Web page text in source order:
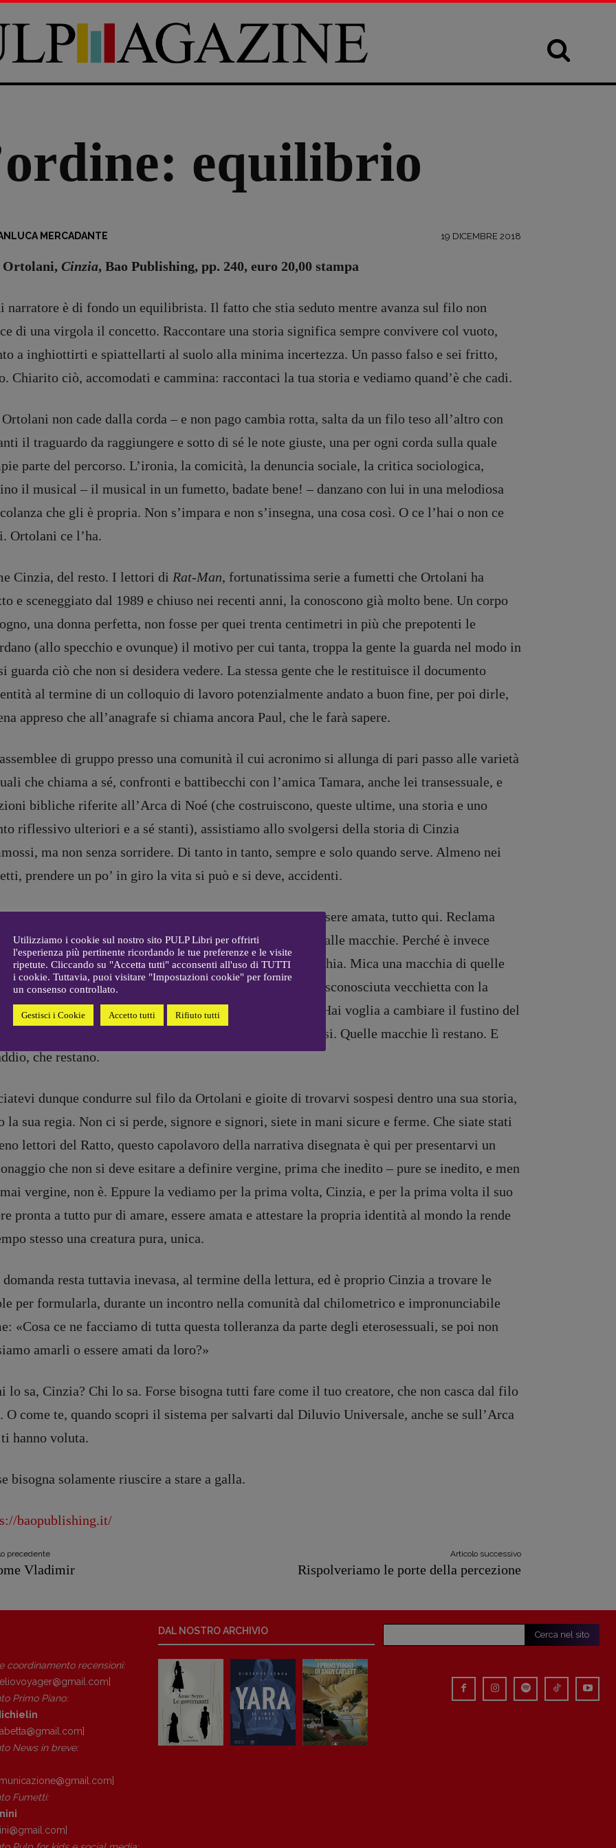
40
2022
DIRETTRICE RESPONSABILE
REDAZIONE
Walter Catalano,Giuseppe
Roberto Derobertis,Elio
Grasso,Fabio Malagnini,
Michielin, Nicole Spallina,
Roberto Sturm,Tania Tonin
recensioni:
Elio Grasso
[eliovoyager@gmail.com]
Coordinamento Primo Piano
[michielin.elisabetta@gmail.com]
[anna.dare.comunicazione@gmail.
Coordinamento Fumetti:
[fabio.malagnini@gmail.com]
Coordinamento Pulp for kids e
Valentina Marcoli
[valentina.marcoli@gmail.com]
ARCHIVIO E AUTORI
equilibrio
MERCADANTE 19 DICEMBRE 2018
Ortolani, Cinzia, Bao Publishing, pp. 240, euro 20,00 stampa
narratore è di fondo un equilibrista. Il fatto che stia seduto mentre avanza sul filo non
di una virgola il concetto. Raccontare una storia significa sempre convivere col vuoto,
a inghiottirti e spiattellarti al suolo alla minima incertezza. Un passo falso e sei fritto,
Chiarito ciò, accomodati e cammina: raccontaci la tua storia e vediamo quand’è che cadi.
non cade dalla corda – e non pago cambia rotta, salta da un filo teso all’altro con
il traguardo da raggiungere e sotto di sé le note giuste, una per ogni corda sulla quale
parte del percorso. L’ironia, la comicità, la denuncia sociale, la critica sociologica,
il musical – il musical in un fumetto, badate bene! – danzano con lui in una melodiosa
che gli è propria. Non s’impara e non s’insegna, una cosa così. O ce l’hai o non ce
Ortolani ce l’ha.
Cinzia, del resto. I lettori di Rat-Man, fortunatissima serie a fumetti che Ortolani ha
e sceneggiato dal 1989 e chiuso nei recenti anni, la conoscono già molto bene. Un corpo
una donna perfetta, non fosse per quei trenta centimetri in più che prepotenti le
(allo specchio e ovunque) il motivo per cui tanta, troppa la gente la guarda nel modo in
guarda ciò che non si desidera vedere. La stessa gente che le restituisce il documento
al termine di un colloquio di lavoro potenzialmente andato a buon fine, per poi dirle,
appreso che all’anagrafe si chiama ancora Paul, che le farà sapere.
di gruppo presso una comunità il cui acronimo si allunga di pari passo alle varietà
che chiama a sé, confronti e battibecchi con l’amica Tamara, anche lei transessuale, e
bibliche riferite all’Arca di Noé (che costruiscono, queste ultime, una storia e uno
riflessivo ulteriori e a sé stanti), assistiamo allo svolgersi della storia di Cinzia
ma non senza sorridere. Di tanto in tanto, sempre e solo quando serve. Almeno nei
prendere un po’ in giro la vita si può e si deve, accidenti.
poi, dalla vita, Cinzia cosa chiede, di grazia? Amare ed essere amata, tutto qui. Reclama
della più antica e viscerale legge umana estesa alle macchie. Perché è invece
che Cinzia ammette spesso di sentirsi essere: una macchia. Mica una macchia di quelle
giammai, quelle vanno via, ricorda lei stessa a una sconosciuta vecchietta con la
parlotta per strada. Una macchia della società, si sente. Hai voglia a cambiare il fustino del
di fiducia con due fustini di un detersivo qualsiasi. Quelle macchie lì restano. E
che restano.
dunque condurre sul filo da Ortolani e gioite di trovarvi sospesi dentro una sua storia,
la sua regia. Non ci si perde, signore e signori, siete in mani sicure e ferme. Che siate stati
lettori del Ratto, questo capolavoro della narrativa disegnata è qui per presentarvi un
che non si deve esitare a definire vergine, prima che inedito – pure se inedito, e men
vergine, non è. Eppure la vediamo per la prima volta, Cinzia, e per la prima volta il suo
pronta a tutto pur di amare, essere amata e attestare la propria identità al mondo la rende
stesso una creatura pura, unica.
domanda resta tuttavia inevasa, al termine della lettura, ed è proprio Cinzia a trovare le
per formularla, durante un incontro nella comunità dal chilometrico e impronunciabile
«Cosa ce ne facciamo di tutta questa tolleranza da parte degli eterosessuali, se poi non
amarli o essere amati da loro?»
lo sa, Cinzia? Chi lo sa. Forse bisogna tutti fare come il tuo creatore, che non casca dal filo
O come te, quando scopri il sistema per salvarti dal Diluvio Universale, anche se sull’Arca
hanno voluta.
bisogna solamente riuscire a stare a galla.
baopublishing.it/
precedente
Vladimir
Articolo successivo
Rispolveriamo le porte della percezione
coordinamento recensioni:
Primo Piano:
News in breve:
com]
Fumetti:
com]
DAL NOSTRO ARCHIVIO Cerca nel sito
Utilizziamo i cookie sul nostro sito PULP Libri per offrirti
l'esperienza più pertinente ricordando le tue preferenze e le visite
ripetute. Cliccando su "Accetta tutti" acconsenti all'uso di TUTTI
i cookie. Tuttavia, puoi visitare "Impostazioni cookie" per fornire
un consenso controllato.
Gestisci i Cookie Accetto tutti Rifiuto tutti